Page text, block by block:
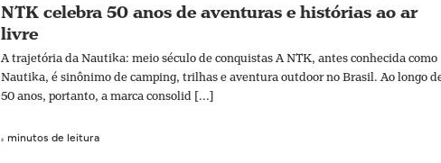
NTK celebra 50 anos de aventuras e histórias ao ar
livre
A trajetória da Nautika: meio século de conquistas A NTK, antes conhecida como
Nautika, é sinônimo de camping, trilhas e aventura outdoor no Brasil. Ao longo
50 anos, portanto, a marca consolid [...]
4 minutos de leitura